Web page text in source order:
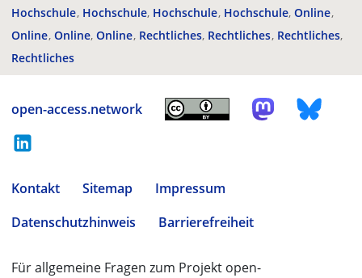
Hochschule Hochschule Hochschule Hochschule Online
Online Online Online Rechtliches Rechtliches Rechtliches
Rechtliches
open-access.network
Kontakt Sitemap
Impressum
Datenschutzhinweis
Barrierefreiheit
Für allgemeine Fragen zum Projekt open-